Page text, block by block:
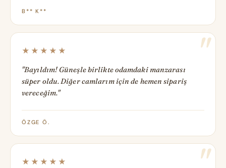
B** K**
★★★★★
"Bayıldım! Güneşle birlikte odamdaki manzarası
süper oldu. Diğer camlarım için de hemen sipariş
vereceğim."
ÖZGE Ö.
★★★★★